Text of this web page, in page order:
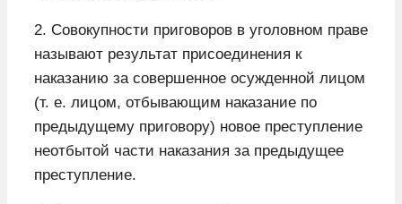
2. Совокупности приговоров в уголовном праве
называют результат присоединения к
наказанию за совершенное осужденной лицом
(т. е. лицом, отбывающим наказание по
предыдущему приговору) новое преступление
неотбытой части наказания за предыдущее
преступление.